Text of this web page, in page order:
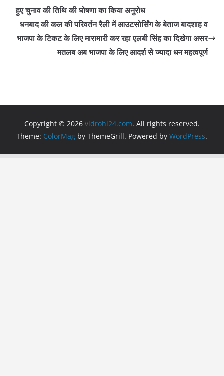
o
o
k
p
p
m
हुए चुनाव की तिथि की घोषणा का किया अनुरोध
धनबाद की कल की परिवर्तन रैली में आउटसोर्सिंग के बेताज बादशाह व
भाजपा के टिकट के लिए मारामारी कर रहा एलबी सिंह का दिखेगा असर
मतलब अब भाजपा के लिए आदर्श से ज्यादा धन महत्वपूर्ण
Copyright © 2026 vidrohi24.com. All rights reserved.
Theme: ColorMag by ThemeGrill. Powered by WordPress.